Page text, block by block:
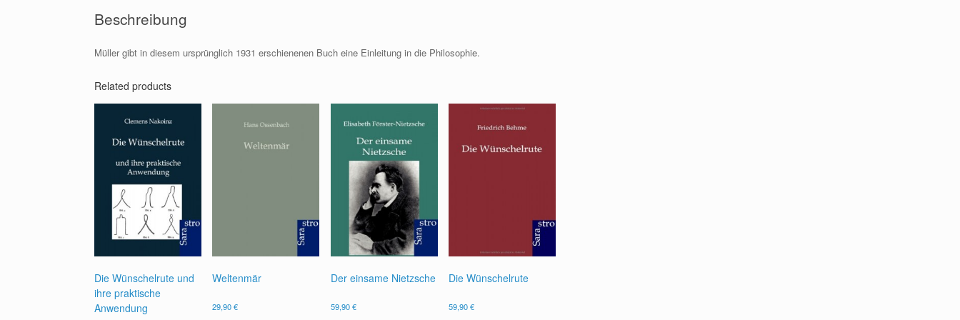
Beschreibung
Müller gibt in diesem ursprünglich 1931 erschienenen Buch eine Einleitung in die Philosophie.
Related products
Die Wünschelrute und
ihre praktische
Anwendung
Weltenmär
29,90€
Der einsame Nietzsche
59,90€
Die Wünschelrute
59,90€